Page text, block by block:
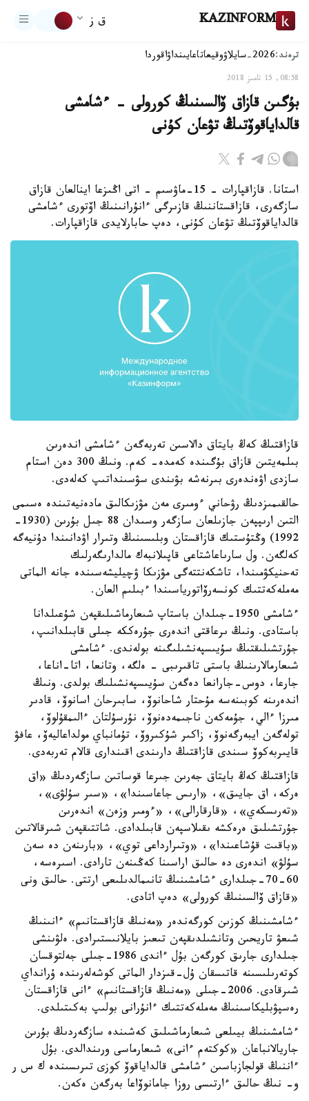
KAZINFORM ق ز
ترەند:2026-سايلاۋ وقيعاتاعايىنداۋاقوردا
08:58, 15 تامىز 2018
بۇگىن قازاق ۆالسىنىڭ كورولى - ءشامشى
قالداياقوۆتىڭ تۋعان كۇنى
استانا. قازاقپارات - 15-ماۋسىم - اتى اڭىزعا اينالعان قازاق
سازگەرى، قازاقستاننىڭ قازىرگى ءانۇرانىنىڭ اۆتورى ءشامشى
قالداياقوۆتىڭ تۋعان كۇنى، دەپ حابارلايدى قازاقپارات.
قازاقتىڭ كەڭ بايتاق دالاسىن تەربەگەن ءشامشى اندەرىن
بىلمەيتىن قازاق بۇگىندە كەمدە- كەم. ونىڭ 300 دەن استام
سازدى اۋەندەرى بىرنەشە بۋىندى سۋسىنداتىپ كەلەدى.
حالقىمىزدىڭ رۋحاني ءومىرى مەن مۋزىكالىق مادەنيەتىندە ەسىمى
التىن ارىپپەن جازىلعان سازگەر وسىدان 88 جىل بۇرىن (1930-
1992) وڭتۇستىك قازاقستان وبلىسىنىڭ وتىرار اۋدانىندا دۇنيەگە
كەلگەن. ول سارىاعاشتاعى قاپىلانبەك مالدارىگەرلىك
تەحنيكۋمىندا، تاشكەنتتەگى مۋزىكا ۋچيليشەسىندە جانە الماتى
مەملەكەتتىك كونسەرۆاتورياسىندا ءبىلىم العان.
ءشامشى 1950-جىلدان باستاپ شىعارماشىلىقپەن شۇعىلدانا
باستادى. ونىڭ ىرعاقتى اندەرى جۇرەككە جىلى قابىلدانىپ،
جۇرتشىلىقتىڭ سۇيىسپەنشىلىگىنە بولەندى. ءشامشى
شىعارمالارىنىڭ باستى تاقىرىبى - ەلگە، وتانعا، اتا-اناعا،
جارعا، دوس-جارانعا دەگەن سۇيىسپەنشىلىك بولدى. ونىڭ
اندەرىنە كوبىنەسە مۇحتار شاحانوۆ، سابىرحان اسانوۆ، قادىر
مىرزا ءالي، جۇمەكەن ناجىمەدەنوۆ، نۇرسۇلتان ءالىمقۇلوۆ،
تولەگەن ايبەرگەنوۆ، زاكىر شۇكىروۆ، تۇمانباي مولداعاليەۆ، عافۋ
قايىربەكوۆ سىندى قازاقتىڭ دارىندى اقىندارى قالام تەربەدى.
قازاقتىڭ كەڭ بايتاق جەرىن جىرعا قوساتىن سازگەردىڭ «اق
ەركە، اق جايىق»، «ارىس جاعاسىندا»، «سىر سۇلۋى»،
«تەرىسكەي»، «قارقارالى»، «ءومىر وزەن» اندەرىن
جۇرتشىلىق ەرەكشە ىقىلاسپەن قابىلدادى. شاتتىقپەن شىرقالاتىن
«باقىت قۇشاعىندا»، «وتىرارداعى توي»، «بارىنەن دە سەن
سۇلۋ» اندەرى دە حالىق اراسىنا كەڭىنەن تارادى. اسىرەسە،
60-70-جىلدارى ءشامشىنىڭ تانىمالدىلىعى ارتتى. حالىق ونى
«قازاق ۆالسىنىڭ كورولى» دەپ اتادى.
ءشامشىنىڭ كوزىن كورگەندەر «مەنىڭ قازاقستانىم» ءانىنىڭ
شىعۋ تاريحىن وتانشىلدىقپەن تىعىز بايلانىستىرادى. ەلۋىنشى
جىلدارى جارىق كورگەن بۇل ءاندى 1986-جىلى جەلتوقسان
كوتەرىلىسىنە قاتىسقان ۇل-قىزدار الماتى كوشەلەرىندە ۇرانداي
شىرقادى. 2006-جىلى «مەنىڭ قازاقستانىم» ءانى قازاقستان
رەسپۋبليكاسىنىڭ مەملەكەتتىك ءانۇرانى بولىپ بەكىتىلدى.
ءشامشىنىڭ بيىلعى شىعارماشىلىق كەشىندە سازگەردىڭ بۇرىن
جاريالانباعان «كوكتەم ءانى» شىعارماسى ورىندالدى. بۇل
ءاننىڭ قولجازباسىن ءشامشى قالداياقوۆ كوزى تىرىسىندە ك س ر
و- نىڭ حالىق ءارتىسى روزا جامانوۆاعا بەرگەن ەكەن.